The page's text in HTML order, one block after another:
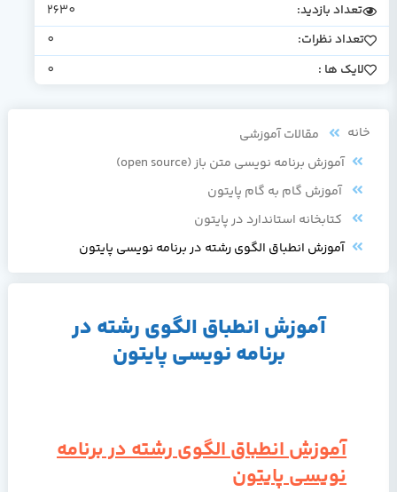
تعداد بازدید:
2630
تعداد نظرات:
0
لایک ها :
0
خانه
مقالات آموزشی
آموزش برنامه نویسی متن باز (open source)
آموزش گام به گام پایتون
کتابخانه استاندارد در پایتون
آموزش انطباق الگوی رشته در برنامه نویسی پایتون
آموزش انطباق الگوی رشته در
برنامه نویسی پایتون
آموزش انطباق الگوی رشته در برنامه
نویسی پایتون